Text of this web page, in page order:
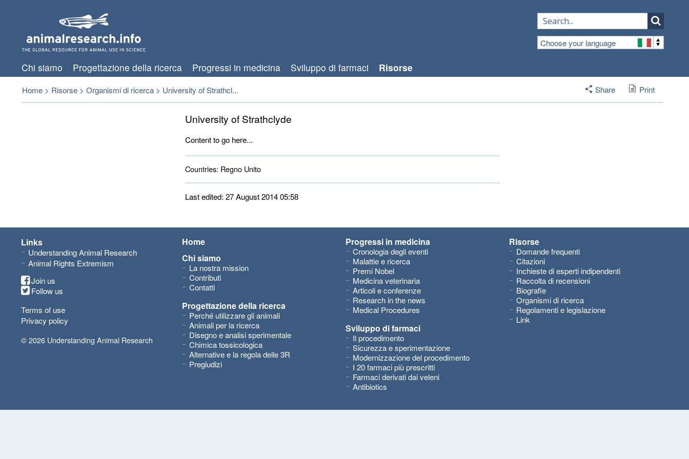
Choose your language
Chi siamo Progettazione della ricerca Progressi in medicina Sviluppo di farmaci Risorse
Home > Risorse > Organismi di ricerca > University of Strathcl... Share Print
University of Strathclyde
Content to go here...
Countries: Regno Unito
Last edited: 27 August 2014 05:58
Links
Understanding Animal Research
Animal Rights Extremism
Join us
Follow us
Terms of use
Privacy policy
© 2026 Understanding Animal Research
Home
Chi siamo
La nostra mission
Contributi
Contatti
Progettazione della ricerca
Perché utilizzare gli animali
Animali per la ricerca
Disegno e analisi sperimentale
Chimica tossicologica
Alternative e la regola delle 3R
Pregiudizi
Progressi in medicina
Cronologia degli eventi
Malattie e ricerca
Premi Nobel
Medicina veterinaria
Articoli e conferenze
Research in the news
Medical Procedures
Sviluppo di farmaci
Il procedimento
Sicurezza e sperimentazione
Modernizzazione del procedimento
I 20 farmaci più prescritti
Farmaci derivati dai veleni
Antibiotics
Risorse
Domande frequenti
Citazioni
Inchieste di esperti indipendenti
Raccolta di recensioni
Biografie
Organismi di ricerca
Regolamenti e legislazione
Link